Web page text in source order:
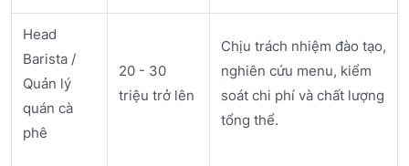
Head
Barista /
Quản lý
quán cà
phê
20 - 30
triệu trở lên
Chịu trách nhiệm đào tạo,
nghiên cứu menu, kiểm
soát chi phí và chất lượng
tổng thể.